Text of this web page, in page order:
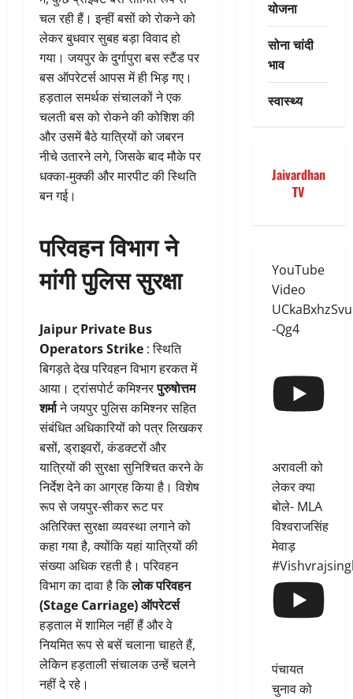
चल रही हैं। इन्हीं बसों को रोकने को
लेकर बुधवार सुबह बड़ा विवाद हो
गया। जयपुर के दुर्गापुरा बस स्टैंड पर
बस ऑपरेटर्स आपस में ही भिड़ गए।
हड़ताल समर्थक संचालकों ने एक
चलती बस को रोकने की कोशिश की
और उसमें बैठे यात्रियों को जबरन
नीचे उतारने लगे, जिसके बाद मौके पर
धक्का-मुक्की और मारपीट की स्थिति
बन गई।
परिवहन विभाग ने
मांगी पुलिस सुरक्षा
Jaipur Private Bus
Operators Strike : स्थिति
बिगड़ते देख परिवहन विभाग हरकत में
आया। ट्रांसपोर्ट कमिश्नरपुरुषोत्तम
शर्माने जयपुर पुलिस कमिश्नर सहित
संबंधित अधिकारियों को पत्र लिखकर
बसों, ड्राइवरों, कंडक्टरों और
यात्रियों की सुरक्षा सुनिश्चित करने के
निर्देश देने का आग्रह किया है। विशेष
रूप से जयपुर-सीकर रूट पर
अतिरिक्त सुरक्षा व्यवस्था लगाने को
कहा गया है, क्योंकि यहां यात्रियों की
संख्या अधिक रहती है। परिवहन
विभाग का दावा है किलोक परिवहन
(Stage Carriage) ऑपरेटर्स
हड़ताल में शामिल नहीं हैं और वे
नियमित रूप से बसें चलाना चाहते हैं,
लेकिन हड़ताली संचालक उन्हें चलने
नहीं दे रहे।
योजना
सोना चांदी
भाव
स्वास्थ्य
Jaivardhan
TV
YouTube
Video
-Qg4
अरावली को
लेकर क्या
बोले- MLA
विश्वराजसिंह
मेवाड़
पंचायत
चुनाव को